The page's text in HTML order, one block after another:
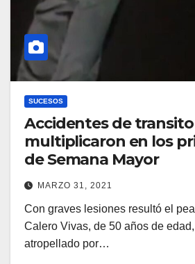
SUCESOS
Accidentes de transito
multiplicaron en los
de Semana Mayor
MARZO 31, 2021
Con graves lesiones resultó el
Calero Vivas, de 50 años de
atropellado por…